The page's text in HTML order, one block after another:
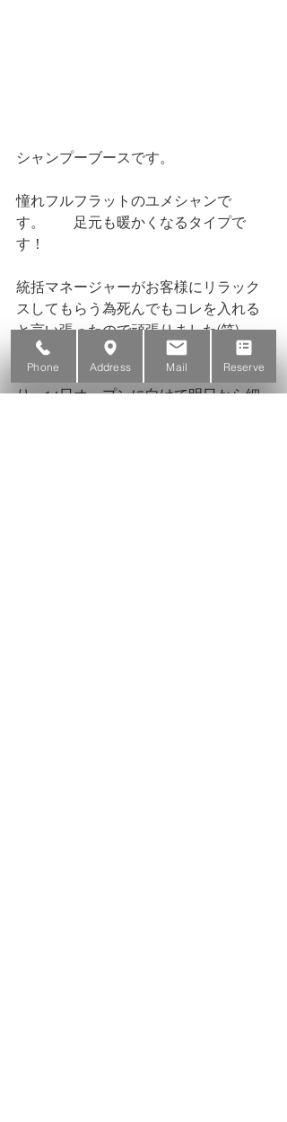
シャンプーブースです。
憧れフルフラットのユメシャンで
す。　　足元も暖かくなるタイプで
す！
統括マネージャーがお客様にリラック
スしてもらう為死んでもコレを入れる
と言い張ったので頑張りました(笑)
だいぶ内装が仕上がってきたことによ
り、14日オープンに向けて明日から細
Phone Address Mail Reserve